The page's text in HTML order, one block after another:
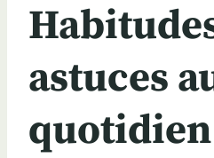
astuces